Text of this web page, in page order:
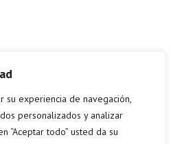
su experiencia de navegación,
personalizados y analizar
“Aceptar todo” usted da su